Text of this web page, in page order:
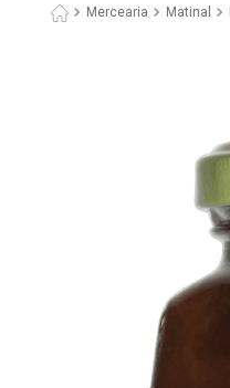
Mercearia Matinal